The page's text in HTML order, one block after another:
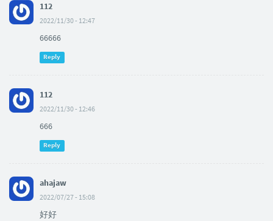
112
2022/11/30 - 12:47
66666
Reply
112
2022/11/30 - 12:46
666
Reply
ahajaw
2022/07/27 - 15:08
好好